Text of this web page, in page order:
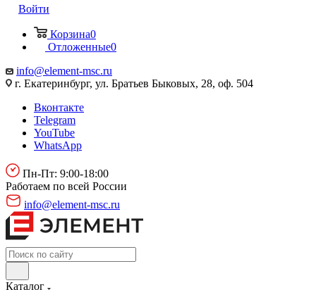
Войти
Корзина0
Отложенные0
info@element-msc.ru
г. Екатеринбург, ул. Братьев Быковых, 28, оф. 504
Вконтакте
Telegram
YouTube
WhatsApp
Пн-Пт: 9:00-18:00
Работаем по всей России
info@element-msc.ru
Каталог